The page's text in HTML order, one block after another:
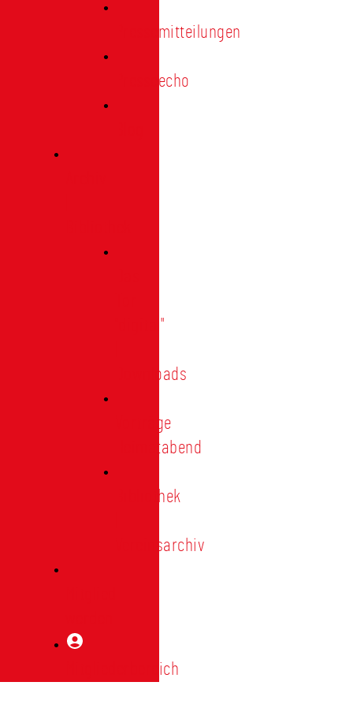
Pressemitteilungen
Presseecho
"digital"
Downloads
Vorträge
Heimatabend
Bibliothek
Vereinsarchiv
Mitgliederbereich